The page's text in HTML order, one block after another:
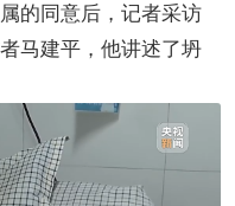
的同意后，记者采访
马建平，他讲述了坍